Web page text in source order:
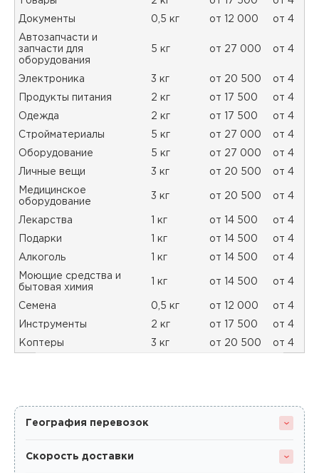
Документы 0,5 кг от 12 000 от 4
Автозапчасти и
запчасти для
оборудования
5 кг от 27 000 от 4
Электроника 3 кг от 20 500 от 4
Продукты питания 2 кг от 17 500 от 4
Одежда 2 кг от 17 500 от 4
Стройматериалы 5 кг от 27 000 от 4
Оборудование 5 кг от 27 000 от 4
Личные вещи 3 кг от 20 500 от 4
Медицинское
оборудование
3 кг от 20 500 от 4
Лекарства 1 кг от 14 500 от 4
Подарки 1 кг от 14 500 от 4
Алкоголь 1 кг от 14 500 от 4
Моющие средства и
бытовая химия
1 кг от 14 500 от 4
Семена 0,5 кг от 12 000 от 4
Инструменты 2 кг от 17 500 от 4
Коптеры 3 кг от 20 500 от 4
География перевозок
Скорость доставки